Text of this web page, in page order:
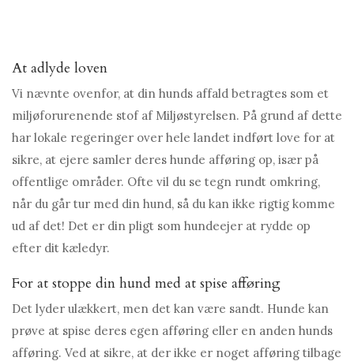
At adlyde loven
Vi nævnte ovenfor, at din hunds affald betragtes som et
miljøforurenende stof af Miljøstyrelsen. På grund af dette
har lokale regeringer over hele landet indført love for at
sikre, at ejere samler deres hunde afføring op, især på
offentlige områder. Ofte vil du se tegn rundt omkring,
når du går tur med din hund, så du kan ikke rigtig komme
ud af det! Det er din pligt som hundeejer at rydde op
efter dit kæledyr.
For at stoppe din hund med at spise afføring
Det lyder ulækkert, men det kan være sandt. Hunde kan
prøve at spise deres egen afføring eller en anden hunds
afføring. Ved at sikre, at der ikke er noget afføring tilbage